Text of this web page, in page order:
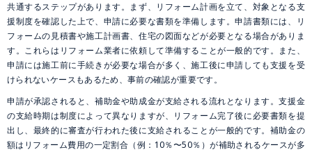
共通するステップがあります。まず、リフォーム計画を立て、対象となる支
援制度を確認した上で、申請に必要な書類を準備します。申請書類には、リ
フォームの見積書や施工計画書、住宅の図面などが必要となる場合がありま
す。これらはリフォーム業者に依頼して準備することが一般的です。また、
申請には施工前に手続きが必要な場合が多く、施工後に申請しても支援を受
けられないケースもあるため、事前の確認が重要です。
申請が承認されると、補助金や助成金が支給される流れとなります。支援金
の支給時期は制度によって異なりますが、リフォーム完了後に必要書類を提
出し、最終的に審査が行われた後に支給されることが一般的です。補助金の
額はリフォーム費用の一定割合（例：10％〜50％）が補助されるケースが多